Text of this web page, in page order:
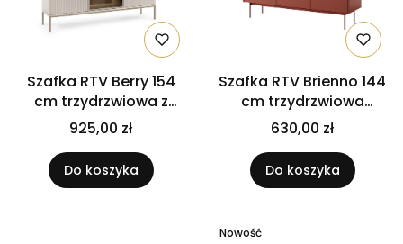
Szafka RTV Berry 154
cm trzydrzwiowa z
oświetleniem LED
Kaszmir
925,00 zł
Do koszyka
Szafka RTV Brienno 144
cm trzydrzwiowa
Ceglasty Czerwony /
blat Dąb Linea
630,00 zł
Do koszyka
Nowość